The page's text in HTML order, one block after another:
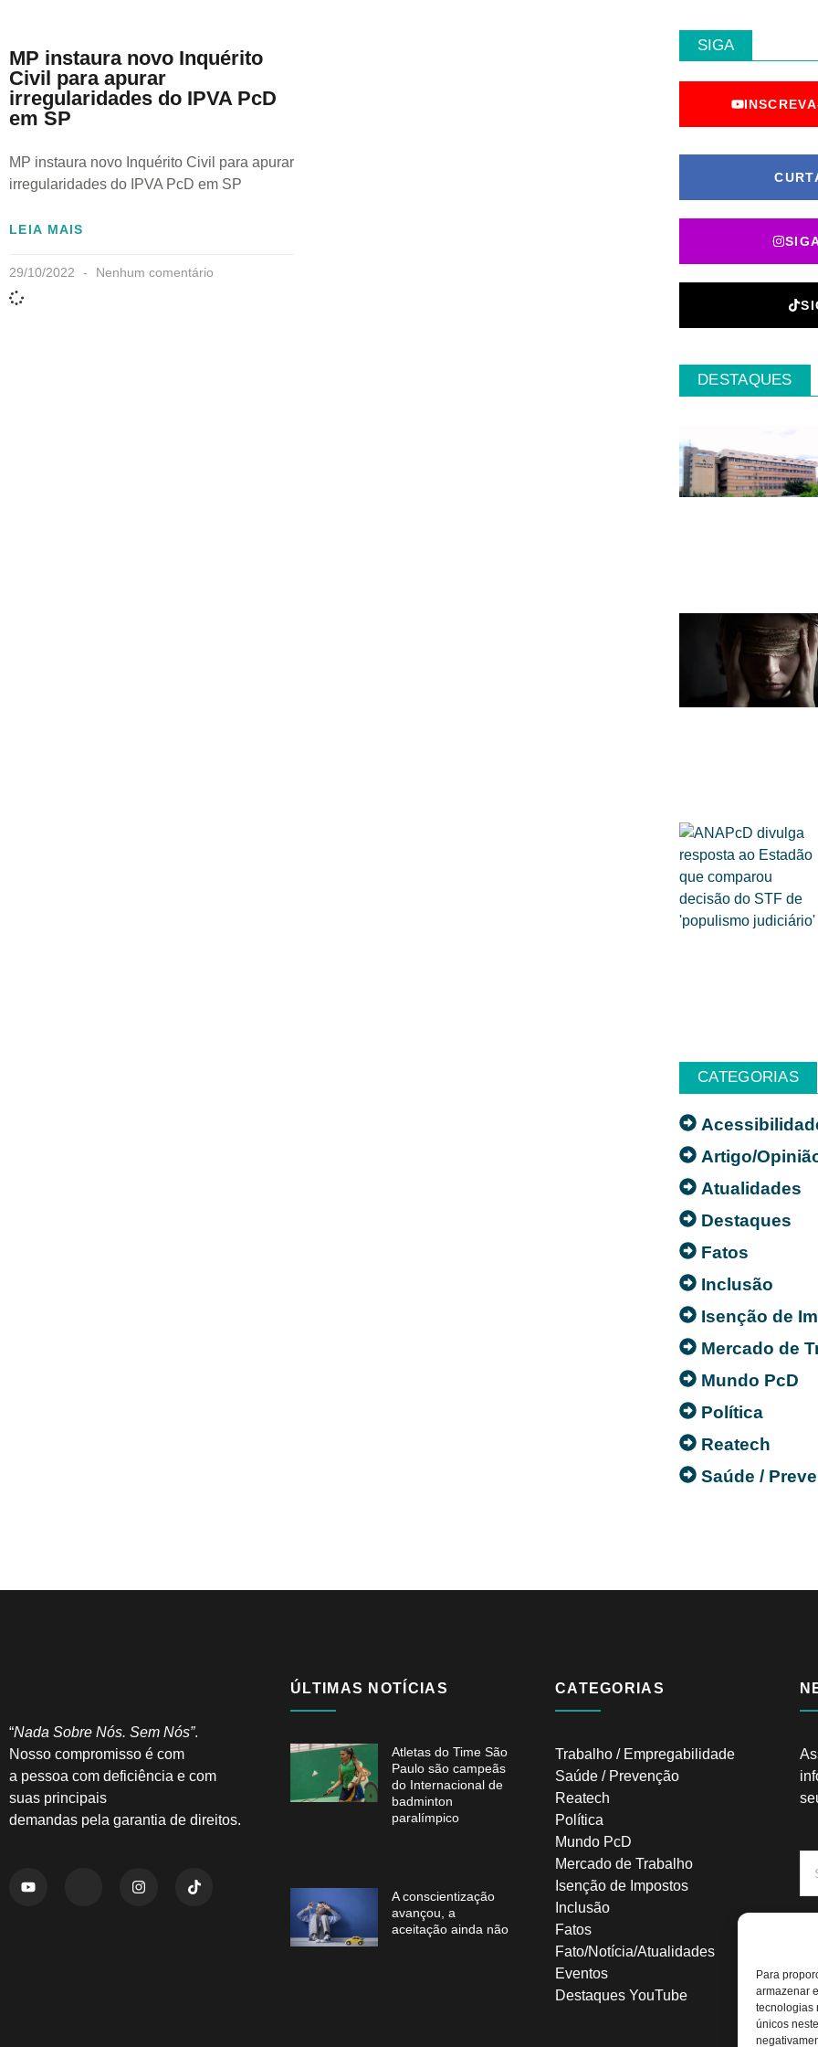
Para
armazenar
tecnologias
únicos
MP instaura novo Inquérito
Civil para apurar
irregularidades do IPVA PcD
em SP
MP instaura novo Inquérito Civil para apurar
irregularidades do IPVA PcD em SP
LEIA MAIS
29/10/2022 Nenhum comentário
SIGA
DESTAQUES
CATEGORIAS
Artigo/
Atualidades
Destaques
Fatos
Inclusão
Isenção de
Mercado de
Mundo PcD
Política
Reatech
Saúde /
“Nada Sobre Nós. Sem Nós”.
Nosso compromisso é com
a pessoa com deficiência e com
suas principais
demandas pela garantia de direitos.
ÚLTIMAS NOTÍCIAS
Atletas do Time São
Paulo são campeãs
do Internacional de
badminton
paralímpico
A conscientização
avançou, a
aceitação ainda não
CATEGORIAS
Trabalho / Empregabilidade
Saúde / Prevenção
Reatech
Política
Mundo PcD
Mercado de Trabalho
Isenção de Impostos
Inclusão
Fatos
Fato/Notícia/Atualidades
Eventos
Destaques YouTube